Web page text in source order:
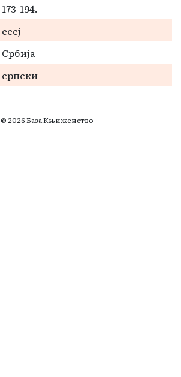
173-194.
есеј
Србија
српски
© 2026 База Књиженство